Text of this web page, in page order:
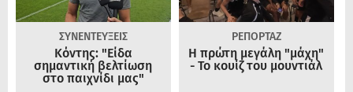
ΣΥΝΕΝΤΕΥΞΕΙΣ
Κόντης: "Είδα
σημαντική βελτίωση
στο παιχνίδι μας"
ΡΕΠΟΡΤΑΖ
Η πρώτη μεγάλη "μάχη"
- Το κουίζ του μουντιάλ